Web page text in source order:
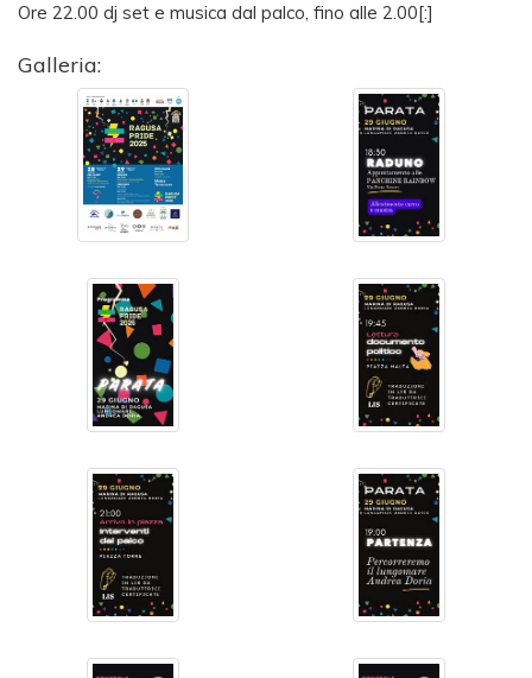
Ore 22.00 dj set e musica dal palco, fino alle 2.00[:]
Galleria: